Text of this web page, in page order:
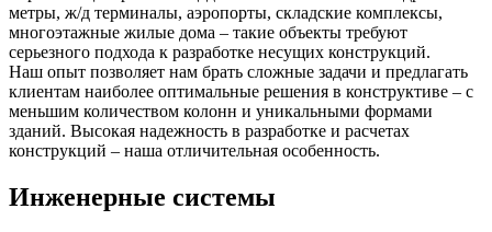
метры, ж/д терминалы, аэропорты, складские комплексы,
многоэтажные жилые дома – такие объекты требуют
серьезного подхода к разработке несущих конструкций.
Наш опыт позволяет нам брать сложные задачи и предлагать
клиентам наиболее оптимальные решения в конструктиве – с
меньшим количеством колонн и уникальными формами
зданий. Высокая надежность в разработке и расчетах
конструкций – наша отличительная особенность.
Инженерные системы